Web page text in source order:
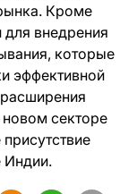
Кроме
для внедрения
которые
эффективной
секторе
Индии.